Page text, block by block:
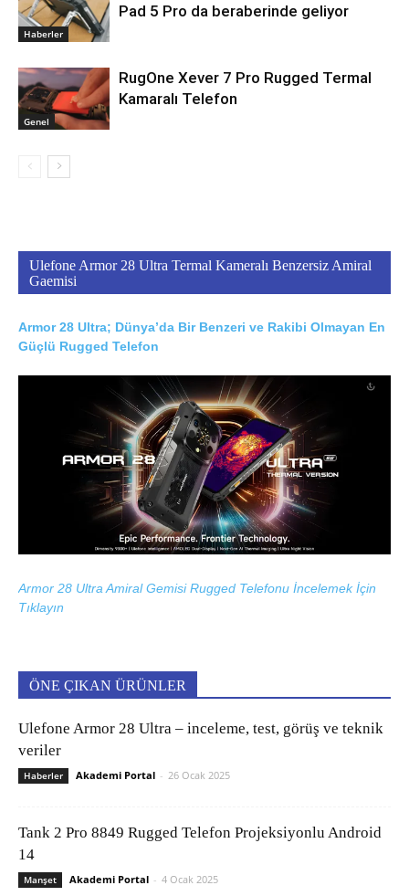
Haberler
Pad 5 Pro da beraberinde geliyor
Genel
RugOne Xever 7 Pro Rugged Termal
Kamaralı Telefon
Ulefone Armor 28 Ultra Termal Kameralı Benzersiz Amiral
Gaemisi
Armor 28 Ultra; Dünya’da Bir Benzeri ve Rakibi Olmayan En
Güçlü Rugged Telefon
Armor 28 Ultra Amiral Gemisi Rugged Telefonu İncelemek İçin
Tıklayın
ÖNE ÇIKAN ÜRÜNLER
Ulefone Armor 28 Ultra – inceleme, test, görüş ve teknik
veriler
Haberler Akademi Portal - 26 Ocak 2025
Tank 2 Pro 8849 Rugged Telefon Projeksiyonlu Android
14
Manşet Akademi Portal - 4 Ocak 2025